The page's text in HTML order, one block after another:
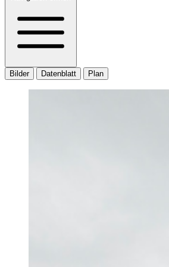
Bilder Datenblatt Plan